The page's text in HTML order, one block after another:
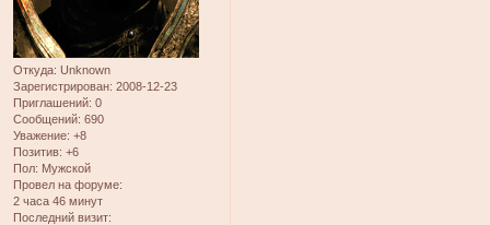
Откуда: Unknown
Зарегистрирован: 2008-12-23
Приглашений: 0
Сообщений: 690
Уважение: +8
Позитив: +6
Пол: Мужской
Провел на форуме:
2 часа 46 минут
Последний визит: